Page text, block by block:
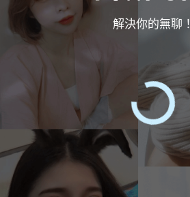
解決你的無聊！